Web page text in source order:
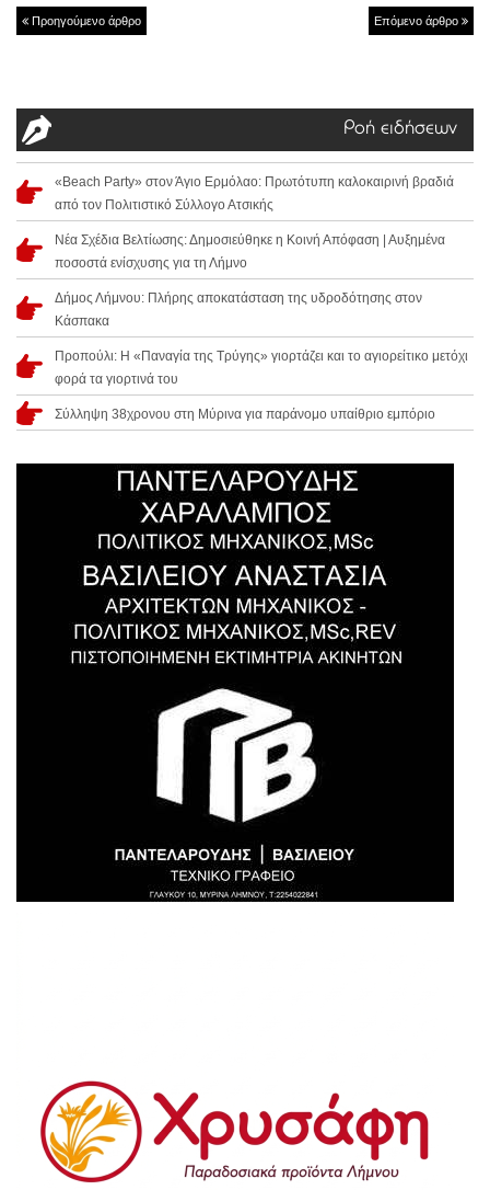
Προηγούμενο άρθρο Επόμενο άρθρο
Ροή ειδήσεων
«Beach Party» στον Άγιο Ερμόλαο: Πρωτότυπη καλοκαιρινή βραδιά
από τον Πολιτιστικό Σύλλογο Ατσικής
Νέα Σχέδια Βελτίωσης: Δημοσιεύθηκε η Κοινή Απόφαση | Αυξημένα
ποσοστά ενίσχυσης για τη Λήμνο
Δήμος Λήμνου: Πλήρης αποκατάσταση της υδροδότησης στον
Κάσπακα
Προπούλι: Η «Παναγία της Τρύγης» γιορτάζει και το αγιορείτικο μετόχι
φορά τα γιορτινά του
Σύλληψη 38χρονου στη Μύρινα για παράνομο υπαίθριο εμπόριο